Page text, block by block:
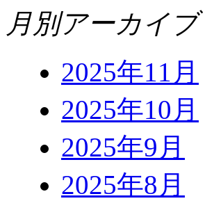
月別アーカイブ
2025年11月
2025年10月
2025年9月
2025年8月